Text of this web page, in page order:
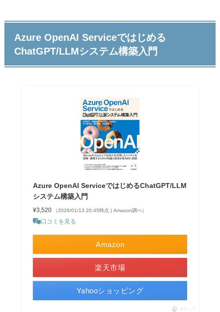
Azure OpenAI Serviceではじめる
ChatGPT/LLMシステム構築入門
Azure OpenAI ServiceではじめるChatGPT/LLM
システム構築入門
¥3,520 （2026/01/13 20:45時点 | Amazon調べ）
口コミを見る
Amazon
楽天市場
Yahooショッピング
ポチップ